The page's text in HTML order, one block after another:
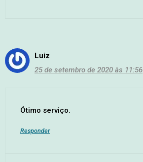
Luiz
25 de setembro de 2020 às 11:56
Ótimo serviço.
Responder